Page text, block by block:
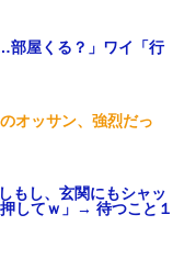
部屋くる？」ワイ「行
オッサン、強烈だっ
もし、玄関にもシャッ
してｗ」→ 待つこと１